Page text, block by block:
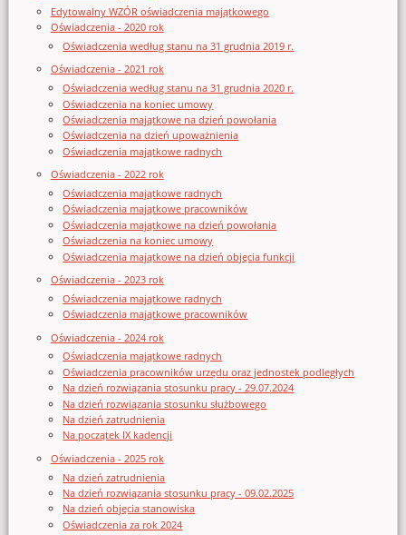
Edytowalny WZÓR oświadczenia majątkowego
Oświadczenia - 2020 rok
Oświadczenia według stanu na 31 grudnia 2019 r.
Oświadczenia - 2021 rok
Oświadczenia według stanu na 31 grudnia 2020 r.
Oświadczenia na koniec umowy
Oświadczenia majątkowe na dzień powołania
Oświadczenia na dzień upoważnienia
Oświadczenia majątkowe radnych
Oświadczenia - 2022 rok
Oświadczenia majątkowe radnych
Oświadczenia majątkowe pracowników
Oświadczenia majątkowe na dzień powołania
Oświadczenia na koniec umowy
Oświadczenia majątkowe na dzień objęcia funkcji
Oświadczenia - 2023 rok
Oświadczenia majątkowe radnych
Oświadczenia majątkowe pracowników
Oświadczenia - 2024 rok
Oświadczenia majątkowe radnych
Oświadczenia pracowników urzędu oraz jednostek podległych
Na dzień rozwiązania stosunku pracy - 29.07.2024
Na dzień rozwiązania stosunku służbowego
Na dzień zatrudnienia
Na początek IX kadencji
Oświadczenia - 2025 rok
Na dzień zatrudnienia
Na dzień rozwiązania stosunku pracy - 09.02.2025
Na dzień objęcia stanowiska
Oświadczenia za rok 2024